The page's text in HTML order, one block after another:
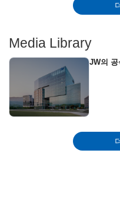
Media Library
JW의 공